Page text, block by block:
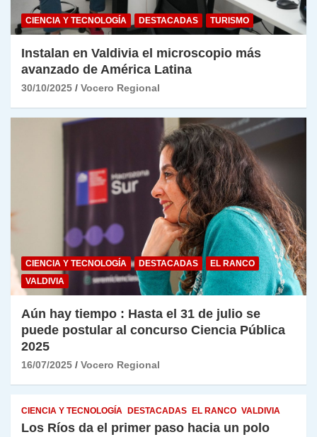
CIENCIA Y TECNOLOGÍA DESTACADAS TURISMO
Instalan en Valdivia el microscopio más
avanzado de América Latina
30/10/2025 Vocero Regional
CIENCIA Y TECNOLOGÍA DESTACADAS
EL RANCO
VALDIVIA
Aún hay tiempo : Hasta el 31 de julio se
puede postular al concurso Ciencia Pública
2025
16/07/2025 Vocero Regional
CIENCIA Y TECNOLOGÍA DESTACADAS EL RANCO VALDIVIA
Los Ríos da el primer paso hacia un polo